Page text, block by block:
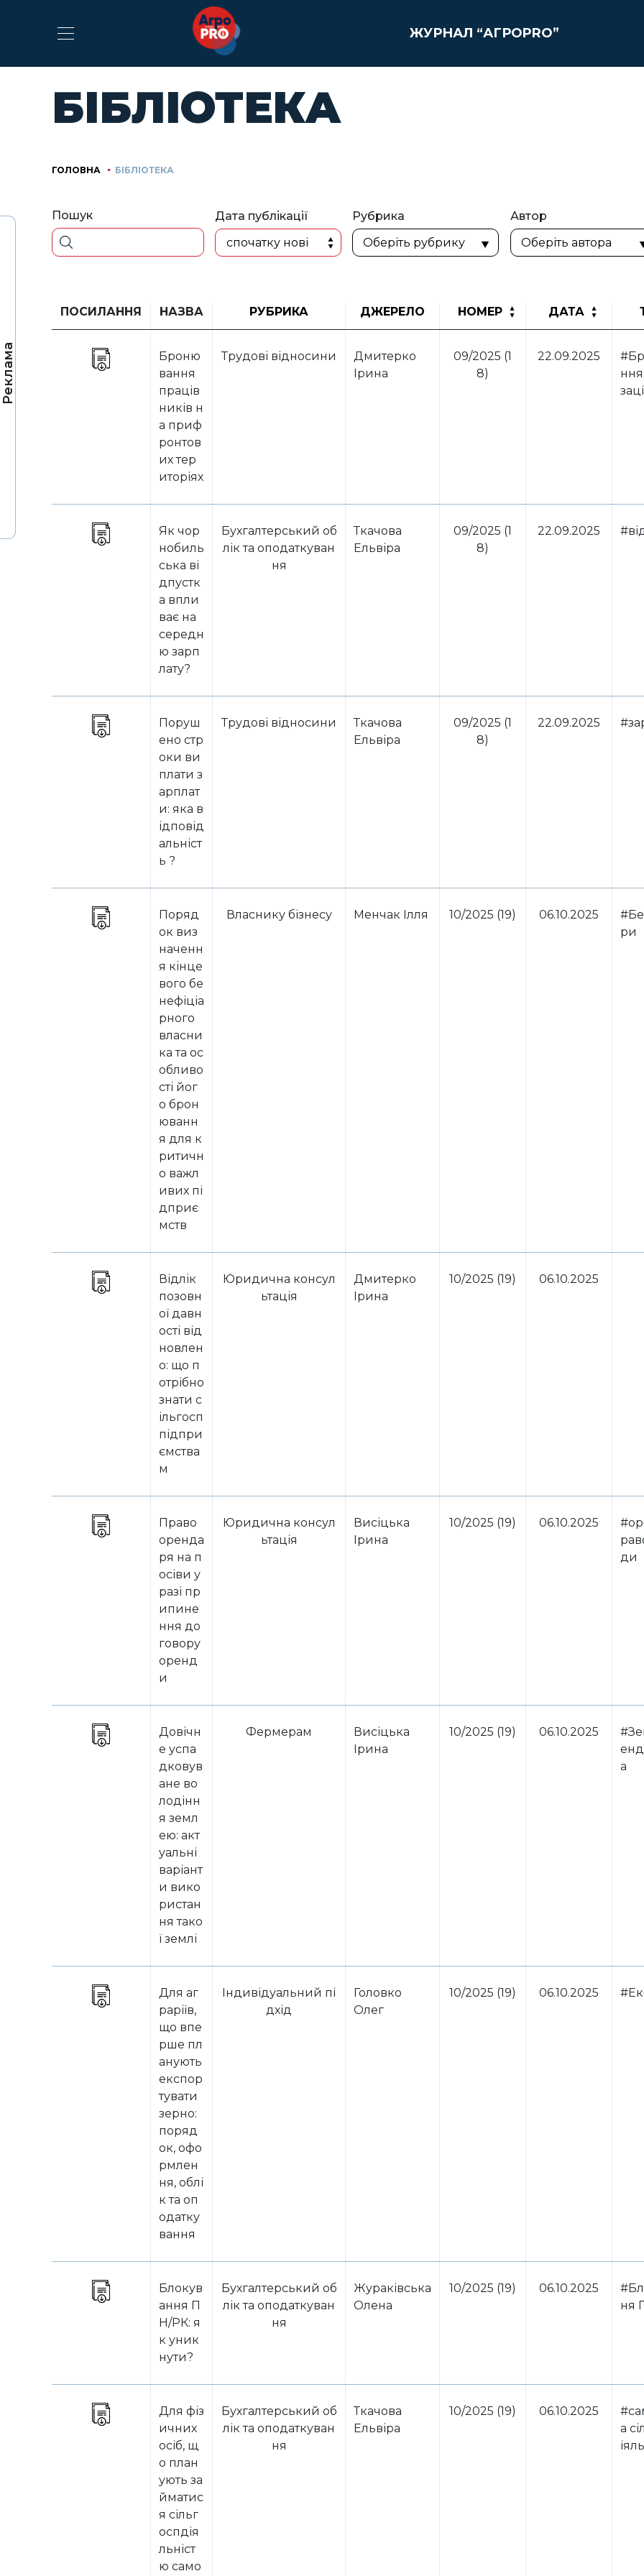
Реклама
ЖУРНАЛ “АГРОPRO”
БІБЛІОТЕКА
ГОЛОВНА БІБЛІОТЕКА
Пошук
Дата публікації
спочатку нові
Рубрика Автор
ПОСИЛАННЯ НАЗВА РУБРИКА ДЖЕРЕЛО НОМЕР ДАТА
Броню
вання
праців
ників н
а приф
ронтов
их тер
иторіях
Трудові відносини
Дмитерко
Ірина
09/2025 (1
8)
22.09.2025
Як чор
нобиль
ська ві
дпустк
а впли
ває на
середн
ю зарп
лату?
Бухгалтерський об
лік та оподаткуван
ня
Ткачова
Ельвіра
09/2025 (1
8)
22.09.2025
Поруш
ено стр
оки ви
плати з
арплат
и: яка в
ідповід
альніст
ь ?
Трудові відносини
Ткачова
Ельвіра
09/2025 (1
8)
22.09.2025
Поряд
ок виз
наченн
я кінце
вого бе
нефіціа
рного
власни
ка та ос
обливо
сті йог
о брон
юванн
я для к
ритичн
о важл
ивих пі
дприє
мств
Власнику бізнесу Менчак Ілля 10/2025 (19) 06.10.2025
ри
Відлік
позовн
ої давн
ості від
новлен
о: що п
отрібно
знати с
ільгосп
підпри
ємства
м
Юридична консул
ьтація
Дмитерко
Ірина
10/2025 (19) 06.10.2025
Право
оренда
ря на п
осіви у
разі пр
ипине
ння до
говору
оренд
и
Юридична консул
ьтація
Висіцька
Ірина
10/2025 (19) 06.10.2025
ди
Довічн
е успа
дковув
ане во
лодінн
я земл
ею: акт
уальні
варіант
и вико
ристан
ня тако
ї землі
Фермерам
Висіцька
Ірина
10/2025 (19) 06.10.2025
а
Для аг
раріїв,
що впе
рше пл
анують
експор
тувати
зерно:
поряд
ок, офо
рмлен
ня, облі
к та оп
одатку
вання
Індивідуальний пі
дхід
Головко
Олег
10/2025 (19) 06.10.2025
Блокув
ання П
Н/РК: я
к уник
нути?
Бухгалтерський об
лік та оподаткуван
ня
Жураківська
Олена
10/2025 (19) 06.10.2025
ня
Для фіз
ичних
осіб, щ
о план
ують за
йматис
я сільг
оспдія
льніст
ю само
Бухгалтерський об
лік та оподаткуван
ня
Ткачова
Ельвіра
10/2025 (19) 06.10.2025
а